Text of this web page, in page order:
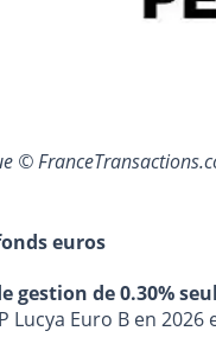
©
euros
gestion de 0.30%
Euro B en 2026